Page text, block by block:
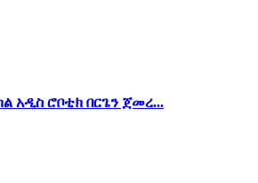
አዲስ ሮቦቲክ በርጌን ጀመረ...